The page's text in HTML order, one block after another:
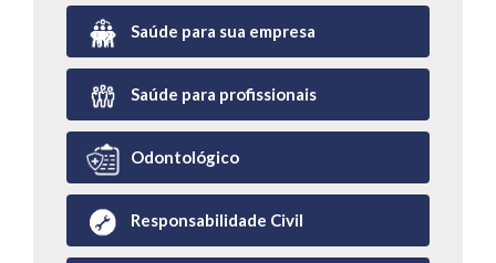
Saúde para sua empresa
Saúde para profissionais
Odontológico
Responsabilidade Civil